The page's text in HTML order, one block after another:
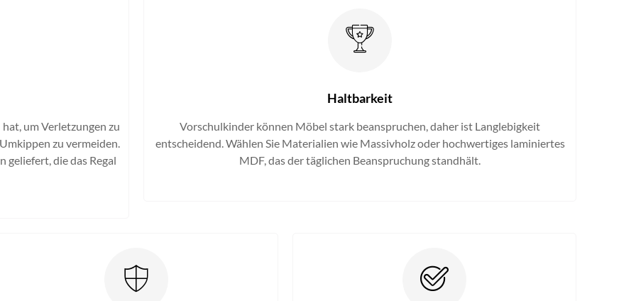
um Verletzungen zu
zu vermeiden.
geliefert, die das Regal
Haltbarkeit
Vorschulkinder können Möbel stark beanspruchen, daher ist Langlebigkeit
entscheidend. Wählen Sie Materialien wie Massivholz oder hochwertiges laminiertes
MDF, das der täglichen Beanspruchung standhält.